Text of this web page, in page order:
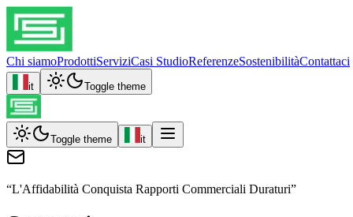
Chi siamoProdottiServiziCasi StudioReferenzeSostenibilitàContattaci
it Toggle theme
Toggle theme it
“L'Affidabilità Conquista Rapporti Commerciali Duraturi”